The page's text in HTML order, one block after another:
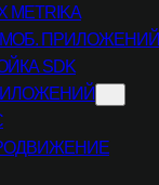
METRIKA
ПРИЛОЖЕНИЙ
SDK